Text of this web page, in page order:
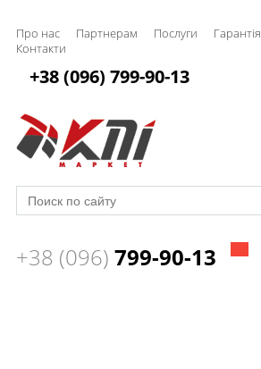
Про нас Партнерам Послуги Гарантія
Контакти
+38 (096) 799-90-13
+38 (096) 799-90-13